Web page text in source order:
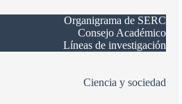
Organigrama de SERC
Consejo Académico
Líneas de investigación
Ciencia y sociedad